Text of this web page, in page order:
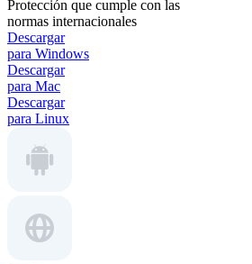
Protección que cumple con las
normas internacionales
Descargar
para Windows
Descargar
para Mac
Descargar
para Linux